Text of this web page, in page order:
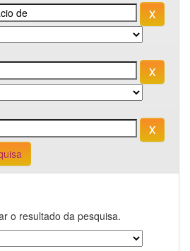
o resultado da pesquisa.